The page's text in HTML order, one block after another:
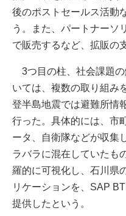
後のポストセールス活動
う。また、パートナーソ
で販売するなど、拡販の
3つ目の柱、社会課題
いては、複数の取り組み
登半島地震では避難所情
行った。具体的には、市
ータ、自衛隊などが収集
ラバラに混在していたも
羅的に可視化し、石川県
リケーションを、SAP
提供したという。